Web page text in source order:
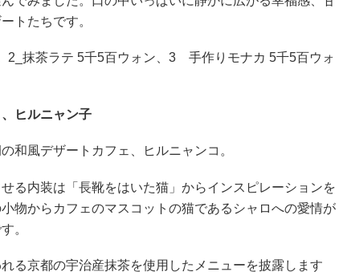
トたちです。
2_抹茶ラテ 5千5百ウォン、3 手作りモナカ 5千5百ウォ
ヒルニャン子
和風デザートカフェ、ヒルニャンコ。
る内装は「長靴をはいた猫」からインスピレーションを
物からカフェのマスコットの猫であるシャロへの愛情が
。
る京都の宇治産抹茶を使用したメニューを披露します